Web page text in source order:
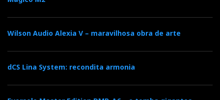
atenção. De resto, qualquer miúdo aprende a conduzi-
la sem dificuldade, fazendoscrollno ecrã tátil ou na
Wilson Audio Alexia V – maravilhosa obra de arte
dCS Lina System: recondita armonia